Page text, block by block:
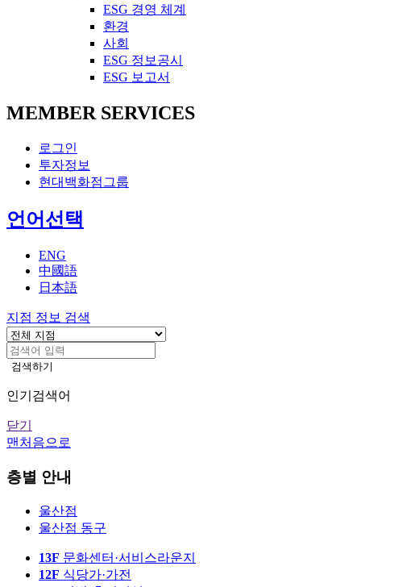
ESG 경영 체계
환경
사회
ESG 정보공시
ESG 보고서
MEMBER SERVICES
로그인
투자정보
현대백화점그룹
언어선택
ENG
中國語
日本語
지점 정보 검색
검색하기
인기검색어
닫기
맨처음으로
지
층별 안내
울산점
울산점 동구
13F 문화센터·서비스라운지
12F 식당가·가전